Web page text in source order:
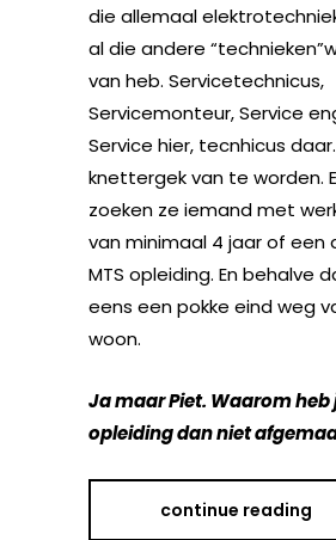
die allemaal
al die andere
van heb. Servicetechnicus,
Servicemonteur, Service
Service hier, tecnhicus
knettergek van te worden.
zoeken ze iemand met
van minimaal 4 jaar of een
MTS opleiding. En behalve
eens een pokke eind weg
woon.
Ja maar Piet. Waarom heb
opleiding dan niet
continue reading